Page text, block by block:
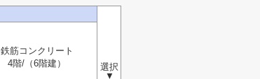
選択
▼
鉄筋コンクリート
4階/（6階建）